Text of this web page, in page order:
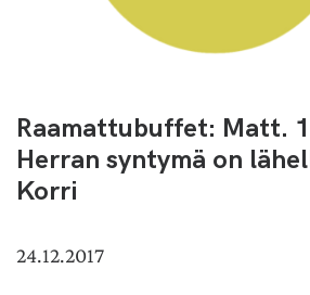
Raamattubuffet: Matt.
Herran syntymä on
Korri
24.12.2017